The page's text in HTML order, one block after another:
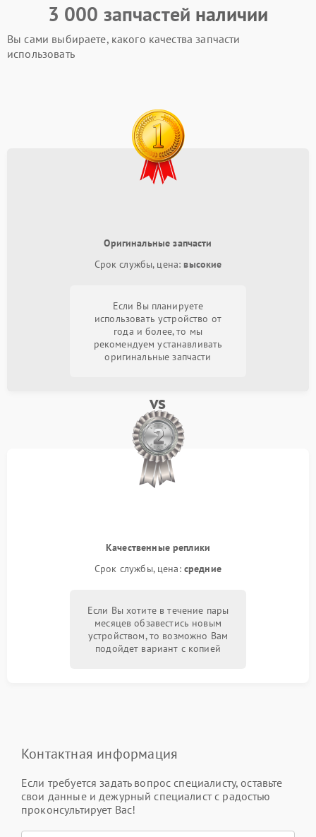
3 000 запчастей наличии
Вы сами выбираете, какого качества запчасти
использовать
Оригинальные запчасти
Срок службы, цена:высокие
Если Вы планируете
использовать устройство от
года и более, то мы
рекомендуем устанавливать
оригинальные запчасти
vs
Качественные реплики
Срок службы, цена: средние
Если Вы хотите в течение пары
месяцев обзавестись новым
устройством, то возможно Вам
подойдет вариант с копией
Контактная информация
Если требуется задать вопрос специалисту, оставьте
свои данные и дежурный специалист с радостью
проконсультирует Вас!